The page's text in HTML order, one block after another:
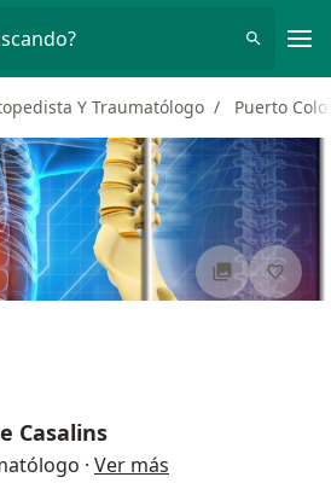
Y Traumatólogo Puerto
Casalins
· Ver más